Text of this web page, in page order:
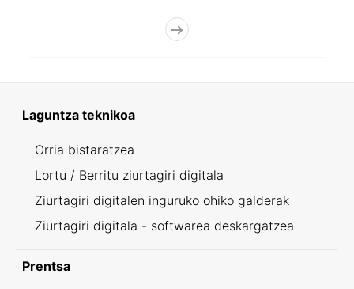
Laguntza teknikoa
Orria bistaratzea
Lortu / Berritu ziurtagiri digitala
Ziurtagiri digitalen inguruko ohiko galderak
Ziurtagiri digitala - softwarea deskargatzea
Prentsa